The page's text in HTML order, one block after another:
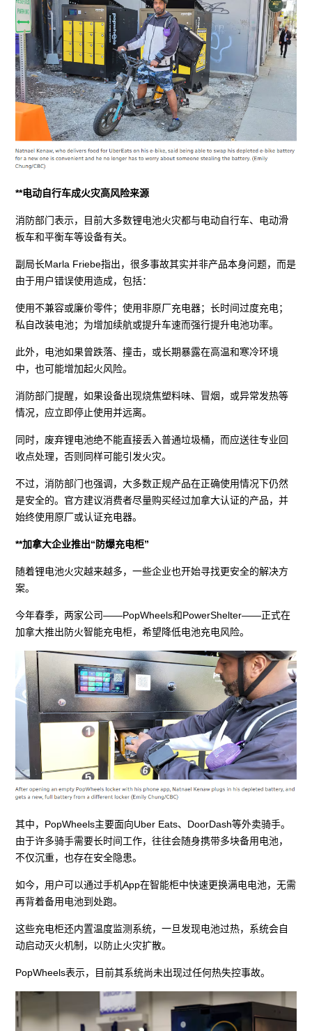
**电动自行车成火灾高风险来源
消防部门表示，目前大多数锂电池火灾都与电动自行车、电动滑
板车和平衡车等设备有关。
副局长Marla Friebe指出，很多事故其实并非产品本身问题，而是
由于用户错误使用造成，包括：
使用不兼容或廉价零件；使用非原厂充电器；长时间过度充电；
私自改装电池；为增加续航或提升车速而强行提升电池功率。
此外，电池如果曾跌落、撞击，或长期暴露在高温和寒冷环境
中，也可能增加起火风险。
消防部门提醒，如果设备出现烧焦塑料味、冒烟，或异常发热等
情况，应立即停止使用并远离。
同时，废弃锂电池绝不能直接丢入普通垃圾桶，而应送往专业回
收点处理，否则同样可能引发火灾。
不过，消防部门也强调，大多数正规产品在正确使用情况下仍然
是安全的。官方建议消费者尽量购买经过加拿大认证的产品，并
始终使用原厂或认证充电器。
**加拿大企业推出“防爆充电柜”
随着锂电池火灾越来越多，一些企业也开始寻找更安全的解决方
案。
今年春季，两家公司——PopWheels和PowerShelter——正式在
加拿大推出防火智能充电柜，希望降低电池充电风险。
其中，PopWheels主要面向Uber Eats、DoorDash等外卖骑手。
由于许多骑手需要长时间工作，往往会随身携带多块备用电池，
不仅沉重，也存在安全隐患。
如今，用户可以通过手机App在智能柜中快速更换满电电池，无需
再背着备用电池到处跑。
这些充电柜还内置温度监测系统，一旦发现电池过热，系统会自
动启动灭火机制，以防止火灾扩散。
PopWheels表示，目前其系统尚未出现过任何热失控事故。